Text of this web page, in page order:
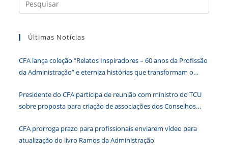
a
Últimas Notícias
CFA lança coleção “Relatos Inspiradores – 60 anos da Profissão
da Administração” e eterniza histórias que transformam o
Presidente do CFA participa de reunião com ministro do TCU
sobre proposta para criação de associações dos Conselhos
CFA prorroga prazo para profissionais enviarem vídeo para
atualização do livro Ramos da Administração